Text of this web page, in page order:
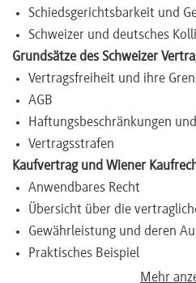
Schiedsgerichtsbarkeit und
Schweizer und deutsches
Grundsätze des Schweizer
Vertragsfreiheit und ihre
AGB
Haftungsbeschränkungen
Vertragsstrafen
Kaufvertrag und Wiener
Anwendbares Recht
Übersicht über die
Gewährleistung und deren
Praktisches Beispiel
Agentur und
Mehr